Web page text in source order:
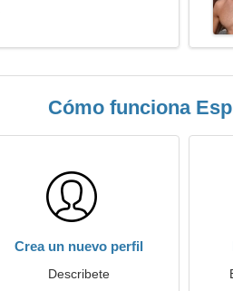
Cómo funciona
Crea un nuevo perfil
Describete